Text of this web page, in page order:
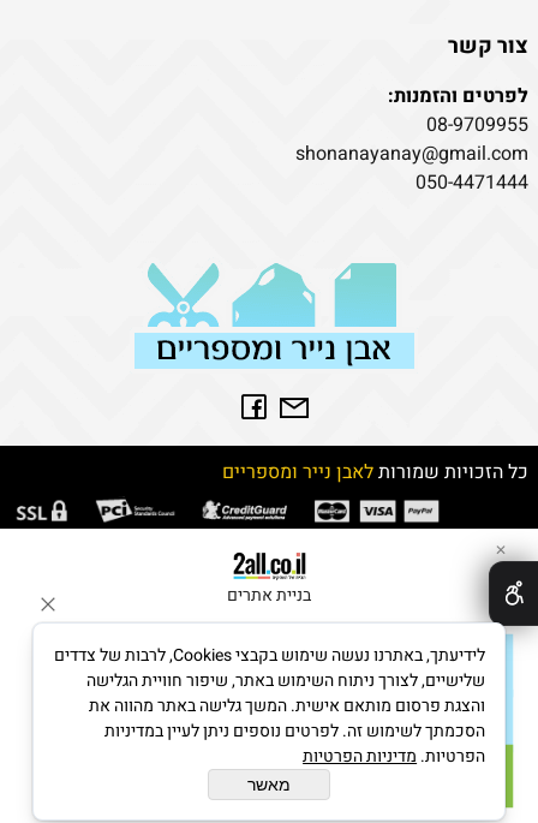
צור קשר
לפרטים והזמנות:
08-9709955
shonanayanay@gmail.com
050-4471444
כל הזכויות שמורותלאבן נייר ומספריים
בניית אתרים
✕
לידיעתך, באתרנו נעשה שימוש בקבצי Cookies, לרבות של צדדים
שלישיים, לצורך ניתוח השימוש באתר, שיפור חוויית הגלישה
והצגת פרסום מותאם אישית. המשך גלישה באתר מהווה את
הסכמתך לשימוש זה. לפרטים נוספים ניתן לעיין במדיניות
הפרטיות. מדיניות הפרטיות
מאשר